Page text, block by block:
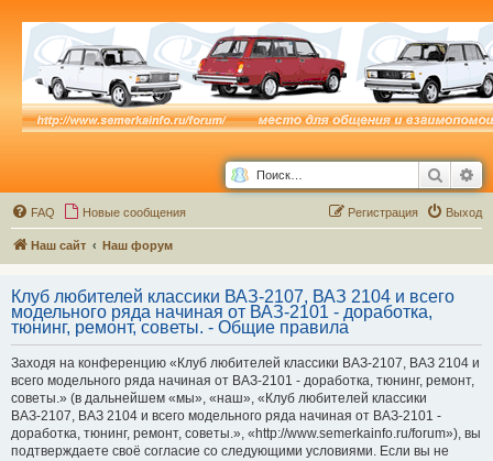
Поиск
FAQ Новые сообщения Выход
Регистрация
Наш сайт Наш форум
Клуб любителей классики ВАЗ-2107, ВАЗ 2104 и всего
модельного ряда начиная от ВАЗ-2101 - доработка,
тюнинг, ремонт, советы. - Общие правила
Заходя на конференцию «Клуб любителей классики ВАЗ-2107, ВАЗ 2104 и
всего модельного ряда начиная от ВАЗ-2101 - доработка, тюнинг, ремонт,
советы.» (в дальнейшем «мы», «наш», «Клуб любителей классики
ВАЗ-2107, ВАЗ 2104 и всего модельного ряда начиная от ВАЗ-2101 -
доработка, тюнинг, ремонт, советы.», «http://www.semerkainfo.ru/forum»), вы
подтверждаете своё согласие со следующими условиями. Если вы не